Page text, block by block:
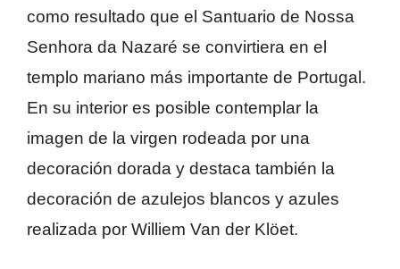
como resultado que el Santuario de Nossa
Senhora da Nazaré se convirtiera en el
templo mariano más importante de Portugal.
En su interior es posible contemplar la
imagen de la virgen rodeada por una
decoración dorada y destaca también la
decoración de azulejos blancos y azules
realizada por Williem Van der Klöet.